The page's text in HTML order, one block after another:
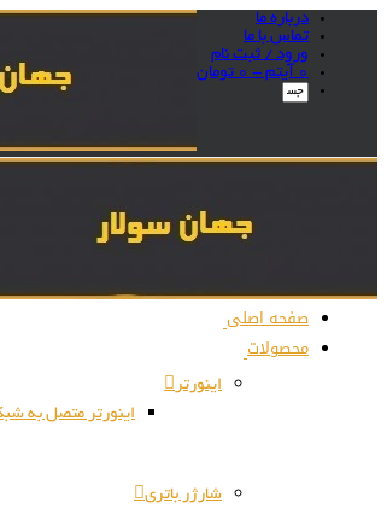
درباره ما
تماس با ما
ورود / ثبت نام
0 آیتم -
0 تومان
صفحه اصلی
محصولات
اینورتر
اینورتر متصل به
شارژر باتری